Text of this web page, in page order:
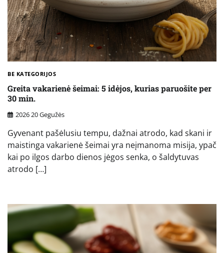
BE KATEGORIJOS
Greita vakarienė šeimai: 5 idėjos, kurias paruošite per
30 min.
2026 20 Gegužės
Gyvenant pašėlusiu tempu, dažnai atrodo, kad skani ir
maistinga vakarienė šeimai yra neįmanoma misija, ypač
kai po ilgos darbo dienos jėgos senka, o šaldytuvas
atrodo […]